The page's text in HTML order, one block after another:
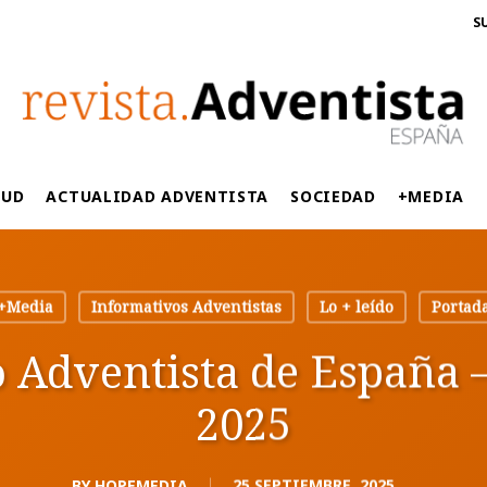
ACTUALIDAD ADVENTISTA SOCIEDAD +MEDIA
Informativos Adventistas Lo + leído
de España
2025